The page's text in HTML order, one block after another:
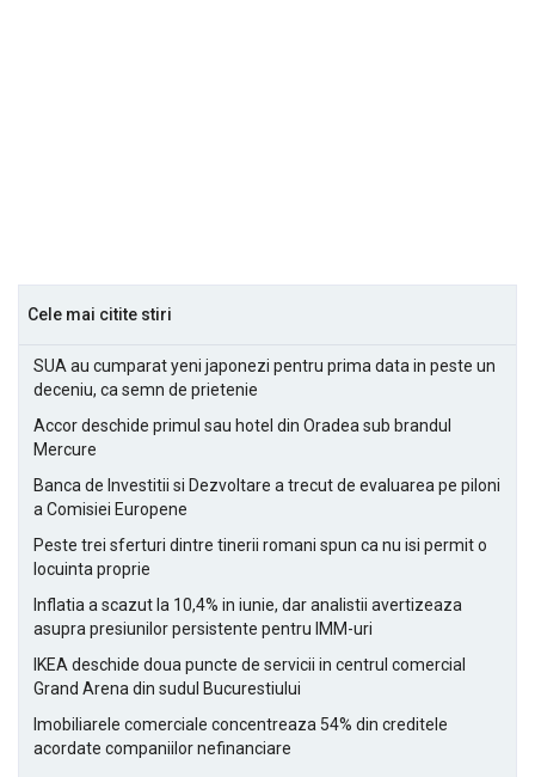
Cele mai citite stiri
SUA au cumparat yeni japonezi pentru prima data in peste un
deceniu, ca semn de prietenie
Accor deschide primul sau hotel din Oradea sub brandul
Mercure
Banca de Investitii si Dezvoltare a trecut de evaluarea pe piloni
a Comisiei Europene
Peste trei sferturi dintre tinerii romani spun ca nu isi permit o
locuinta proprie
Inflatia a scazut la 10,4% in iunie, dar analistii avertizeaza
asupra presiunilor persistente pentru IMM-uri
IKEA deschide doua puncte de servicii in centrul comercial
Grand Arena din sudul Bucurestiului
Imobiliarele comerciale concentreaza 54% din creditele
acordate companiilor nefinanciare